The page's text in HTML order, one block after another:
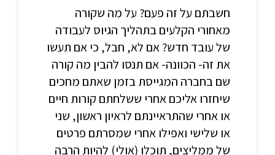
חשבתם על זה פעם? על מה שקורה
מאחורי הקלעים בתהליך הגיוס לעבודה
של עובד חדש? אם לא, חבל, כי אם תעשו
את זה- הכוונה- אם תנסו להבין מה קורה
שם בחברה המגייסת בזמן שאתם מחכים
שיחזרו אליכם אחרי ששלחתם קורות חיים
או אחרי שהתראיינתם לראיון ראשון, שני
או שלישי ואפילו אחרי שמסרתם פרטים
של ממליצים, תוכלו (אולי) להיות הרבה